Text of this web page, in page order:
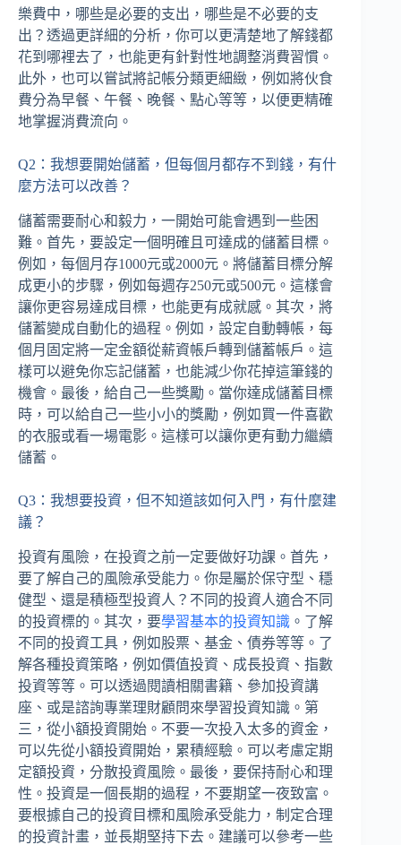
樂費中，哪些是必要的支出，哪些是不必要的支
出？透過更詳細的分析，你可以更清楚地了解錢都
花到哪裡去了，也能更有針對性地調整消費習慣。
此外，也可以嘗試將記帳分類更細緻，例如將伙食
費分為早餐、午餐、晚餐、點心等等，以便更精確
地掌握消費流向。
Q2：我想要開始儲蓄，但每個月都存不到錢，有什
麼方法可以改善？
儲蓄需要耐心和毅力，一開始可能會遇到一些困
難。首先，要設定一個明確且可達成的儲蓄目標。
例如，每個月存1000元或2000元。將儲蓄目標分解
成更小的步驟，例如每週存250元或500元。這樣會
讓你更容易達成目標，也能更有成就感。其次，將
儲蓄變成自動化的過程。例如，設定自動轉帳，每
個月固定將一定金額從薪資帳戶轉到儲蓄帳戶。這
樣可以避免你忘記儲蓄，也能減少你花掉這筆錢的
機會。最後，給自己一些獎勵。當你達成儲蓄目標
時，可以給自己一些小小的獎勵，例如買一件喜歡
的衣服或看一場電影。這樣可以讓你更有動力繼續
儲蓄。
Q3：我想要投資，但不知道該如何入門，有什麼建
議？
投資有風險，在投資之前一定要做好功課。首先，
要了解自己的風險承受能力。你是屬於保守型、穩
健型、還是積極型投資人？不同的投資人適合不同
的投資標的。其次，要學習基本的投資知識 。了解
不同的投資工具，例如股票、基金、債券等等。了
解各種投資策略，例如價值投資、成長投資、指數
投資等等。可以透過閱讀相關書籍、參加投資講
座、或是諮詢專業理財顧問來學習投資知識。第
三，從小額投資開始。不要一次投入太多的資金，
可以先從小額投資開始，累積經驗。可以考慮定期
定額投資，分散投資風險。最後，要保持耐心和理
性。投資是一個長期的過程，不要期望一夜致富。
要根據自己的投資目標和風險承受能力，制定合理
的投資計畫，並長期堅持下去。建議可以參考一些